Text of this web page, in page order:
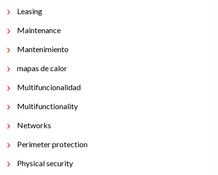
Leasing
Maintenance
Mantenimiento
mapas de calor
Multifuncionalidad
Multifunctionality
Networks
Perimeter protection
Physical security